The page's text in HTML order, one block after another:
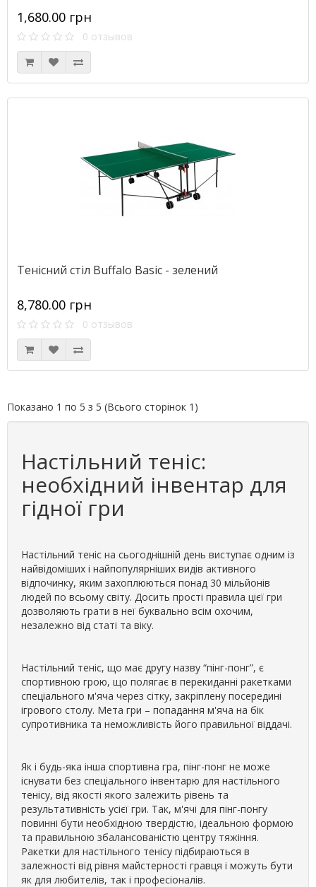
1,680.00 грн
0 отзывов
Тенісний стіл Buffalo Basic - зелений
8,780.00 грн
0 отзывов
Показано 1 по 5 з 5 (Всього сторінок 1)
Настільний теніс:
необхідний інвентар для
гідної гри
Настільний теніс на сьогоднішній день виступає одним із
найвідоміших і найпопулярніших видів активного
відпочинку, яким захоплюються понад 30 мільйонів
людей по всьому світу. Досить прості правила цієї гри
дозволяють грати в неї буквально всім охочим,
незалежно від статі та віку.
Настільний теніс, що має другу назву “пінг-понг”, є
спортивною грою, що полягає в перекиданні ракетками
спеціального м'яча через сітку, закріплену посередині
ігрового столу. Мета гри – попадання м'яча на бік
супротивника та неможливість його правильної віддачі.
Як і будь-яка інша спортивна гра, пінг-понг не може
існувати без спеціального інвентарю для настільного
тенісу, від якості якого залежить рівень та
результативність усієї гри. Так, м'ячі для пінг-понгу
повинні бути необхідною твердістю, ідеальною формою
та правильною збалансованістю центру тяжіння.
Ракетки для настільного тенісу підбираються в
залежності від рівня майстерності гравця і можуть бути
як для любителів, так і професіоналів.